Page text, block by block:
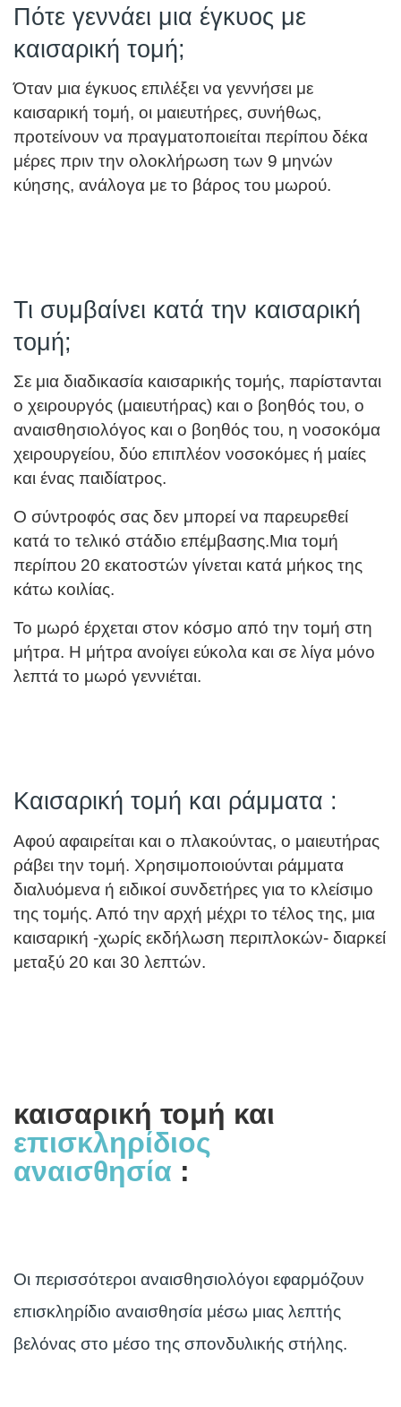
Πότε γεννάει μια έγκυος με
καισαρική τομή;
Όταν μια έγκυος επιλέξει να γεννήσει με
καισαρική τομή, οι μαιευτήρες, συνήθως,
προτείνουν να πραγματοποιείται περίπου δέκα
μέρες πριν την ολοκλήρωση των 9 μηνών
κύησης, ανάλογα με το βάρος του μωρού.
Τι συμβαίνει κατά την καισαρική
τομή;
Σε μια διαδικασία καισαρικής τομής, παρίστανται
ο χειρουργός (μαιευτήρας) και ο βοηθός του, ο
αναισθησιολόγος και ο βοηθός του, η νοσοκόμα
χειρουργείου, δύο επιπλέον νοσοκόμες ή μαίες
και ένας παιδίατρος.
Ο σύντροφός σας δεν μπορεί να παρευρεθεί
κατά το τελικό στάδιο επέμβασης.Μια τομή
περίπου 20 εκατοστών γίνεται κατά μήκος της
κάτω κοιλίας.
Το μωρό έρχεται στον κόσμο από την τομή στη
μήτρα. Η μήτρα ανοίγει εύκολα και σε λίγα μόνο
λεπτά το μωρό γεννιέται.
Καισαρική τομή και ράμματα :
Αφού αφαιρείται και ο πλακούντας, ο μαιευτήρας
ράβει την τομή. Χρησιμοποιούνται ράμματα
διαλυόμενα ή ειδικοί συνδετήρες για το κλείσιμο
της τομής. Από την αρχή μέχρι το τέλος της, μια
καισαρική -χωρίς εκδήλωση περιπλοκών- διαρκεί
μεταξύ 20 και 30 λεπτών.
καισαρική τομή και
επισκληρίδιος
αναισθησία :
Οι περισσότεροι αναισθησιολόγοι εφαρμόζουν
επισκληρίδιο αναισθησία μέσω μιας λεπτής
βελόνας στο μέσο της σπονδυλικής στήλης.